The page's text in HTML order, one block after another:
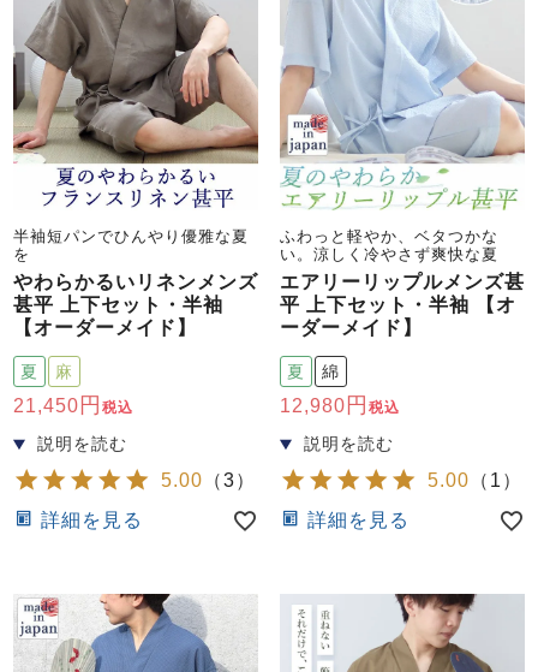
半袖短パンでひんやり優雅な夏
を
やわらかるいリネンメンズ
甚平 上下セット・半袖
【オーダーメイド】
夏 麻
21,450 税込
5.00 （3）
詳細を見る
ふわっと軽やか、ベタつかな
い。涼しく冷やさず爽快な夏
エアリーリップルメンズ甚
平 上下セット・半袖 【オ
ーダーメイド】
夏 綿
12,980 税込
5.00 （ 1 ）
詳細を見る